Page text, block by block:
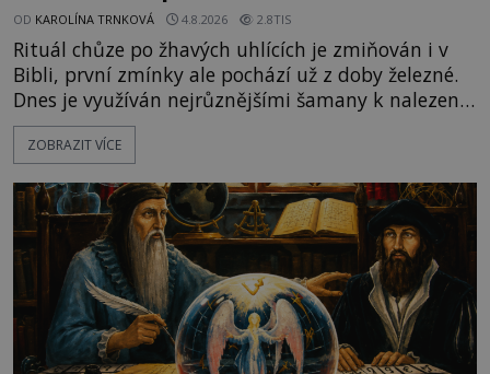
OD KAROLÍNA TRNKOVÁ 4.8.2026 2.8TIS
Rituál chůze po žhavých uhlících je zmiňován i v
Bibli, první zmínky ale pochází už z doby železné.
Dnes je využíván nejrůznějšími šamany k nalezení
spirituální síly či vnitřního klidu. Jak funguje a proč
si při něm člověk nepopálí nohy, což bylo
nadpřirozeného? Histori
ZOBRAZIT VÍCE